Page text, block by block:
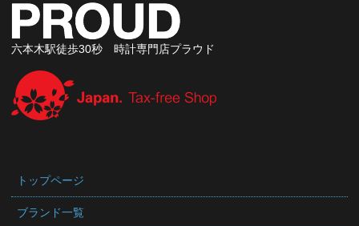
六本木駅徒歩30秒 時計専門店プラウド
トップページ
ブランド一覧